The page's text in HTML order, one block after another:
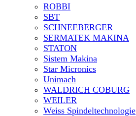
ROBBI
SBT
SCHNEEBERGER
SERMATEK MAKINA
STATON
Sistem Makina
Star Micronics
Unimach
WALDRICH COBURG
WEILER
Weiss Spindeltechnologie